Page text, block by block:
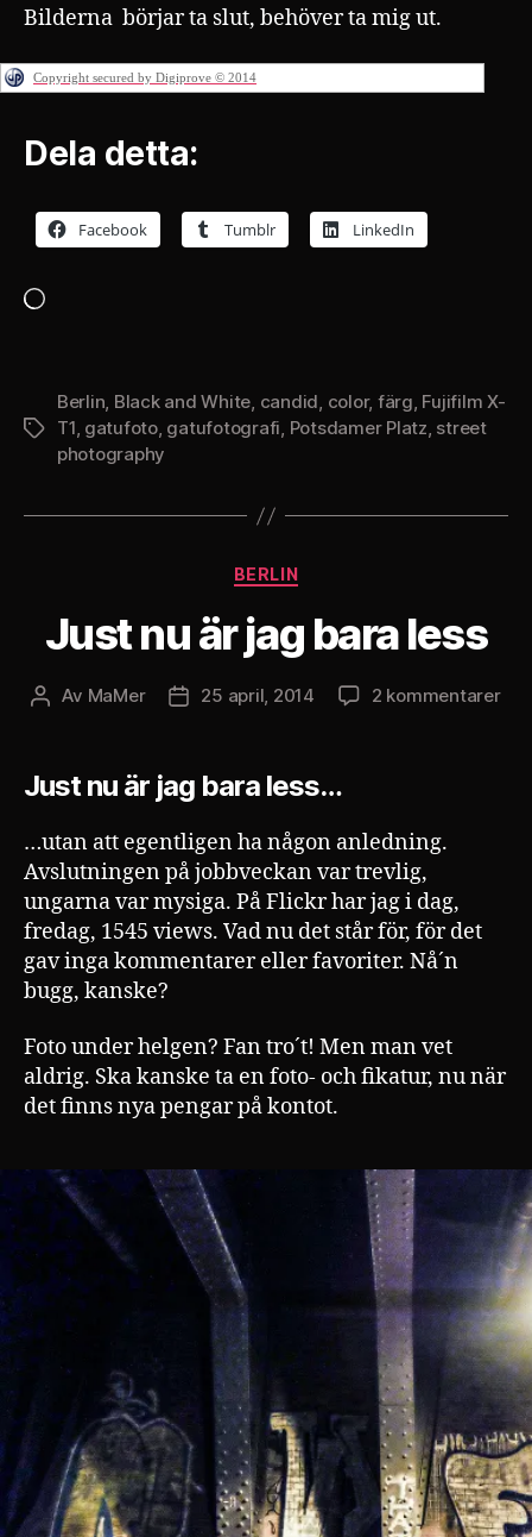
Bilderna börjar ta slut, behöver ta mig ut.
Copyright secured by Digiprove © 2014
Dela detta:
Facebook Tumblr LinkedIn
Etiketter
Berlin, Black and White, candid, color, färg, Fujifilm X-
T1, gatufoto, gatufotografi, Potsdamer Platz, street
photography
Kategorier
BERLIN
Just nu är jag bara less
Inläggsförfattare
Av MaMer Inläggsdatum
25 april, 2014 2 kommentarertill
Just nu är jag bara less…
…utan att egentligen ha någon anledning.
Avslutningen på jobbveckan var trevlig,
ungarna var mysiga. På Flickr har jag i dag,
fredag, 1545 views. Vad nu det står för, för det
gav inga kommentarer eller favoriter. Nå´n
bugg, kanske?
Foto under helgen? Fan tro´t! Men man vet
aldrig. Ska kanske ta en foto- och fikatur, nu när
det finns nya pengar på kontot.